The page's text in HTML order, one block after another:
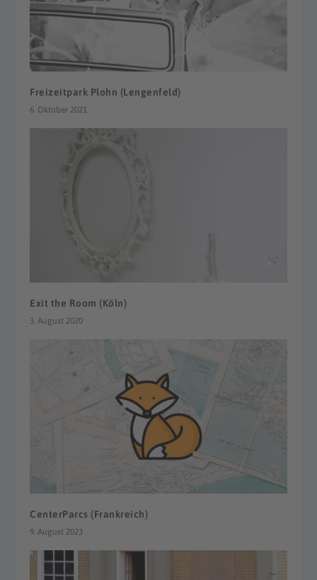
Freizeitpark Plohn (Lengenfeld)
6. Oktober 2021
Exit the Room (Köln)
3. August 2020
CenterParcs (Frankreich)
9. August 2023